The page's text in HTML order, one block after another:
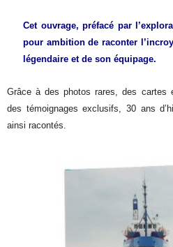
Cet ouvrage, préfacé par
pour ambition de raconter
légendaire et de son équipage.
Grâce à des photos rares, des cartes
des témoignages exclusifs, 30 ans
ainsi racontés.